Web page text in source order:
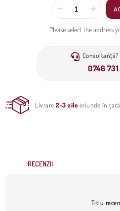
Please select the address
0746
Livrare2-3 zile oriunde în țară.
RECENZII
Titlu